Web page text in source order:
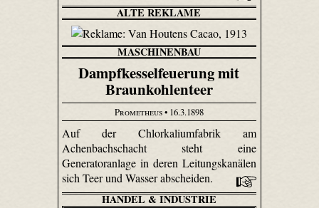
ALTE REKLAME
MASCHINENBAU
Dampfkesselfeuerung mit
Braunkohlenteer
Prometheus• 16.3.1898
Auf der Chlorkaliumfabrik am
Achenbachschacht steht eine
Generatoranlage in deren Leitungskanälen
sich Teer und Wasser abscheiden.
HANDEL & INDUSTRIE